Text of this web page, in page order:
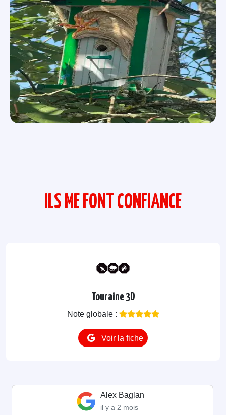
ILS ME FONT CONFIANCE
Touraine 3D
Note globale :
Voir la fiche
Alexandre Casco
il y a 4 mois